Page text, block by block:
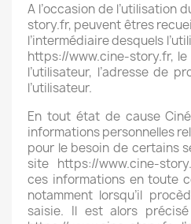
A l’occasion de l’utilisation
story.fr, peuvent êtres
l’intermédiaire desquels
https://www.cine-story.fr,
l’utilisateur, l’adresse de
l’utilisateur.
En tout état de cause
informations personnelles
pour le besoin de certains
site https://www.cine-
ces informations en toute
notamment lorsqu’il
saisie. Il est alors